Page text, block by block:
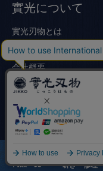
實光について
實光刃物とは
選ばれる理由
会社概要
受賞歴
SNS
お知らせ・メディア掲載
商品一覧 研ぎ・修理